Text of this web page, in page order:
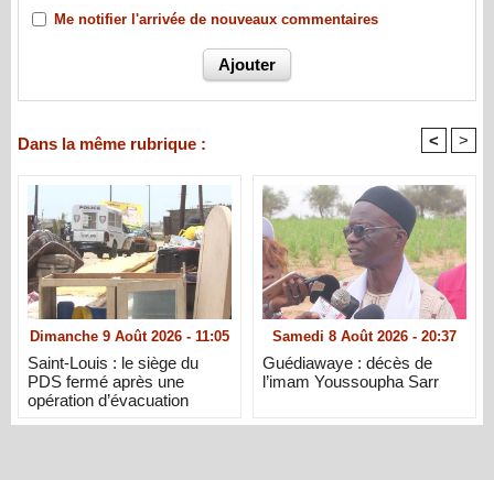
Me notifier l'arrivée de nouveaux commentaires
Dans la même rubrique : < >
Dimanche 9 Août 2026 - 11:05
Saint-Louis : le siège du
PDS fermé après une
opération d’évacuation
Samedi 8 Août 2026 - 20:37
Guédiawaye : décès de
l’imam Youssoupha Sarr